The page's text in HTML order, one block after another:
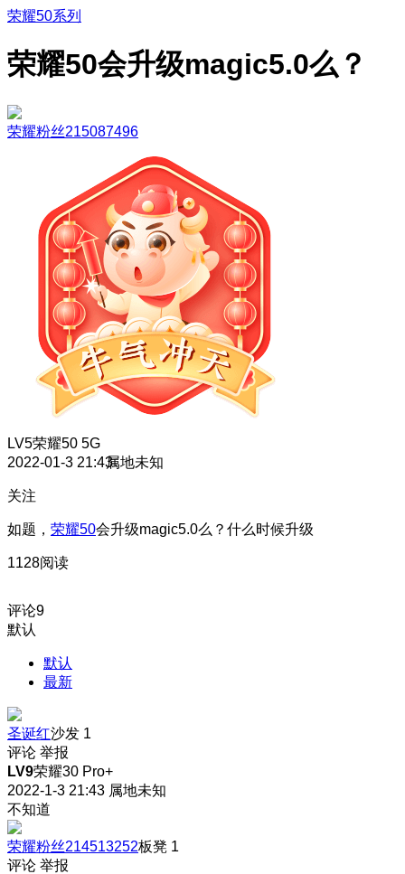
荣耀50系列
荣耀50会升级magic5.0么？
荣耀粉丝215087496
LV5荣耀50 5G
2022-01-3 21:43属地未知
关注
如题， 荣耀50会升级magic5.0么？什么时候升级
1128阅读
评论9
默认
默认
最新
圣诞红沙发 1
评论 举报
LV9荣耀30 Pro+
2022-1-3 21:43 属地未知
不知道
荣耀粉丝214513252板凳 1
评论 举报